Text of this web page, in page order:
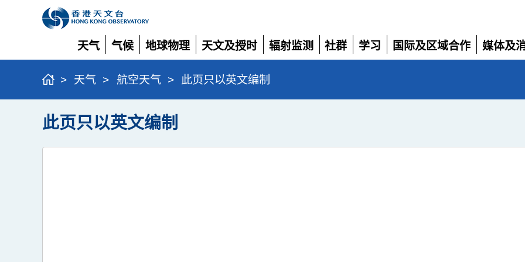
天气
展
开
气候
展
开
地球物理
展
开
天文及授时
展
开
辐射监测
展
开
社群
展
学习
展
国际及区域合作
展
媒体及
展
> 天气 > 航空天气 > 此页只以英文编制
此页只以英文编制